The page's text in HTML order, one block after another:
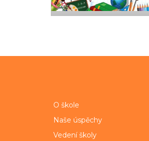
O škole
Naše úspěchy
Vedení školy